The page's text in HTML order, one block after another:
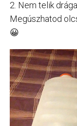
2. Nem telik
Megúszhatod
😀